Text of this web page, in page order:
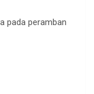
pada peramban